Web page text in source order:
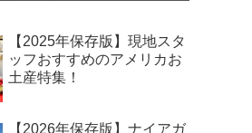
【2025年保存版】現地スタ
ッフおすすめのアメリカお
土産特集！
【2026年保存版】ナイアガ